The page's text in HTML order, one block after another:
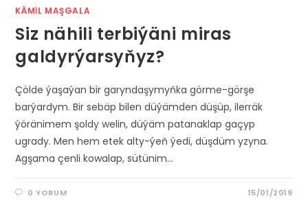
KÄMIL MAŞGALA
Siz nähili terbiýäni miras
galdyrýarsyňyz?
Çölde ýaşaýan bir garyndaşymyňka görme-görşe
barýardym. Bir sebäp bilen düýämden düşüp, ilerräk
ýöränimem şoldy welin, düýäm patanaklap gaçyp
ugrady. Men hem etek alty-ýeň ýedi, düşdüm yzyna.
Agşama çenli kowalap, sütünim…
0 YORUM 15/01/2019